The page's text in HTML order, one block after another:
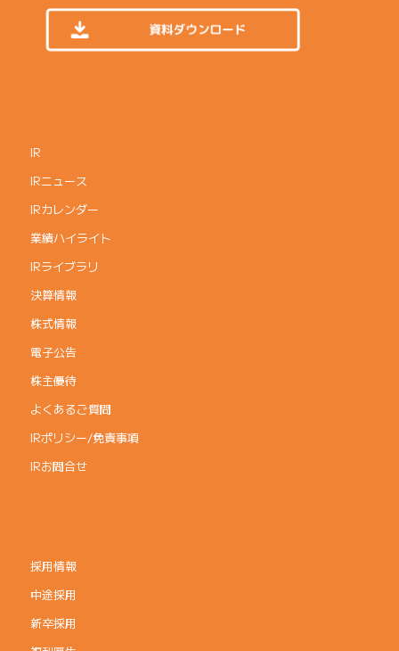
IR
IRニュース
IRカレンダー
業績ハイライト
IRライブラリ
決算情報
株式情報
電子公告
株主優待
よくあるご質問
IRポリシー/免責事項
IRお問合せ
採用情報
中途採用
新卒採用